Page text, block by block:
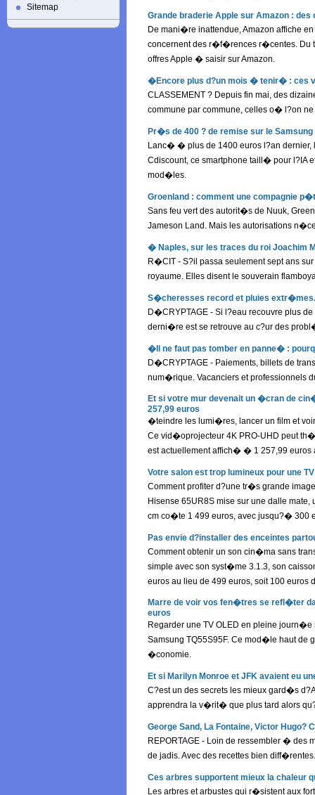
Sitemap
Grande braderie Apple sur Amazon :
De mani�re inattendue, Amazon affiche
concernent des r�f�rences r�centes. Du
offres Apple � saisir sur Amazon.
�Encore plus d?un mois � tenir� : ces
CLASSEMENT ? Depuis fin mai, des
commune par commune, celles o� l?on
Pr�s de 400 ? de remise sur le
Lanc� � plus de 1400 euros l?an
Cdiscount, ce smartphone taill� pour l?IA
mod�les.
Groenland : comment une compagnie
Sans feu vert des autorit�s de Nuuk,
Jameson Land. Mais les autorisations
� Naples, sur les traces du roi Joachim
R�CIT - S?il passa seulement sept ans
royaume. Elles disent le souverain
S�cheresses record et pluies
D�CRYPTAGE - Si l?eau recouvre plus
derni�re est se retrouve au c?ur des
�Il ne faut pas tomber en panne� :
D�CRYPTAGE - Paiements, billets de
num�rique. Vacanciers et professionnels
Et si votre mur devenait un �cran de
257,99 euros
�teindre les lumi�res, lancer un film et
Ce vid�oprojecteur 4K PRO-UHD peut
est actuellement affich� � 1 257,99 euros
Votre salon est trop lumineux pour une
Comment profiter d?une tr�s grande
Hisense 65UR8S mise sur une dalle
cm co�te 1 499 euros, avec jusqu?� 300
Pas envie d?installer des enceintes
Comment obtenir un son cin�ma sans
simple avec son syst�me 3.1.3, son
euros au lieu de 499 euros, soit 100 euros
Marre de voir vos fen�tres se refl�ter
euros
Regarder une TV OLED en pleine
Samsung TQ55S95F. Ce mod�le haut de
�conomie.
Et si Marilyn Monroe et JFK avaient eu
C?est un des secrets les mieux gard�s
apprendra la v�rit� que plus tard alors
George Sand, La Fontaine, Victor
REPORTAGE - Loin de ressembler �
de jadis. Avec des recettes bien diff�rentes.
Ces arbres supportent mieux la chaleur
Les arbres et arbustes qui r�sistent aux